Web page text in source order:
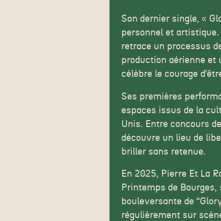
Son dernier single, «
personnel et
retrace un processus
production aérienne et
célèbre le courage
Ses premières
espaces issus de la
Unis. Entre concours
découvre un lieu de
briller sans retenue.
En 2025, Pierre Et La
Printemps de
bouleversante de “
régulièrement sur